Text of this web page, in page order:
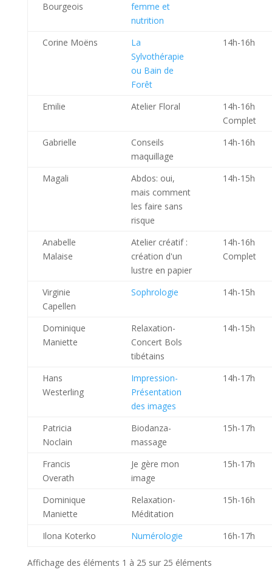
Bourgeois
femme et
nutrition
Corine Moëns
La
Sylvothérapie
ou Bain de
Forêt
14h-16h
Emilie Atelier Floral
14h-16h
Complet
Gabrielle
Conseils
maquillage
14h-16h
Magali
Abdos: oui,
mais comment
les faire sans
risque
14h-15h
Anabelle
Malaise
Atelier créatif :
création d'un
lustre en papier
14h-16h
Complet
Virginie
Capellen
Sophrologie 14h-15h
Dominique
Maniette
Relaxation-
Concert Bols
tibétains
14h-15h
Hans
Westerling
Impression-
Présentation
des images
14h-17h
Patricia
Noclain
Biodanza-
massage
15h-17h
Francis
Overath
Je gère mon
image
15h-17h
Dominique
Maniette
Relaxation-
Méditation
15h-16h
Ilona Koterko Numérologie 16h-17h
Affichage des éléments 1 à 25 sur 25 éléments